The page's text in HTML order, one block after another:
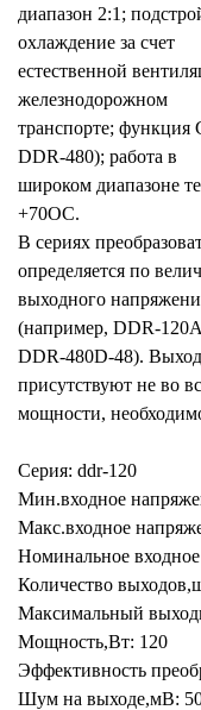
диапазон 2:1;
охлаждение за счет
естественной
железнодорожном
транспорте; функция
DDR-480); работа в
широком диапазоне
+70ОС.
В сериях
определяется по
выходного
(например, DDR-
DDR-480D-48).
присутствуют не во
мощности,
Серия: ddr-120
Мин.входное
Макс.входное
Номинальное
Количество
Максимальный
Мощность,Вт: 120
Эффективность
Шум на выходе,мВ: